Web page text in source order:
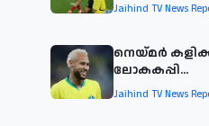
Jaihind TV News
നെയ്മര്‍
ലോകകപ്പി...
Jaihind TV News